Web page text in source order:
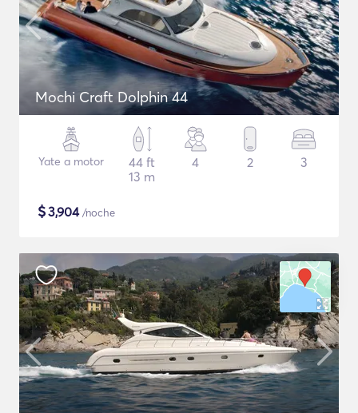
Mochi Craft Dolphin 44
Yate a motor
44 ft
13 m
4 2 3
$3,904/noche